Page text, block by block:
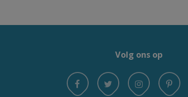
Volg ons op